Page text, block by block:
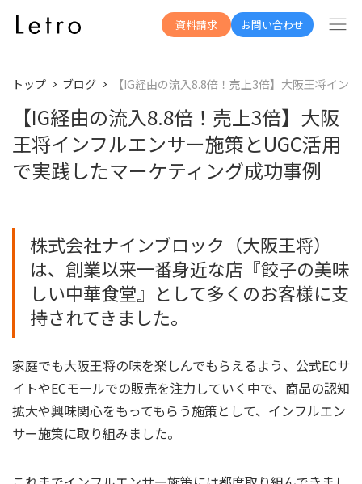
資料請求 お問い合わせ
トップ ブログ 【IG経由の流入8.8倍！売上3倍】大阪王将イン
【IG経由の流入8.8倍！売上3倍】大阪
王将インフルエンサー施策とUGC活用
で実践したマーケティング成功事例
株式会社ナインブロック（大阪王将）
は、創業以来一番身近な店『餃子の美味
しい中華食堂』として多くのお客様に支
持されてきました。
家庭でも大阪王将の味を楽しんでもらえるよう、公式ECサ
イトやECモールでの販売を注力していく中で、商品の認知
拡大や興味関心をもってもらう施策として、インフルエン
サー施策に取り組みました。